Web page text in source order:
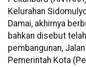
Kelurahan
Damai, akhirnya
bahkan disebut
pembangunan,
Pemerintah Kota